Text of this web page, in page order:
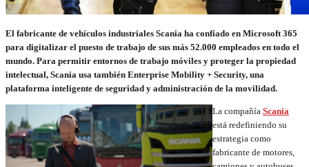
El fabricante de vehículos industriales Scania ha confiado en Microsoft 365
para digitalizar el puesto de trabajo de sus más 52.000 empleados en todo el
mundo. Para permitir entornos de trabajo móviles y proteger la propiedad
intelectual, Scania usa también Enterprise Mobility + Security, una
plataforma inteligente de seguridad y administración de la movilidad.
La compañía Scania
está redefiniendo su
estrategia como
fabricante de motores,